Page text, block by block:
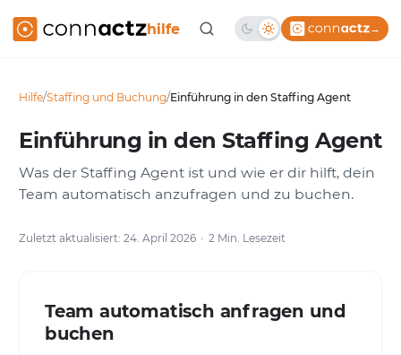
hilfe →
Hilfe/Staffing und Buchung/Einführung in den Staffing Agent
Einführung in den Staffing Agent
Was der Staffing Agent ist und wie er dir hilft, dein
Team automatisch anzufragen und zu buchen.
Zuletzt aktualisiert: 24. April 2026 2 Min. Lesezeit
Team automatisch anfragen und
buchen